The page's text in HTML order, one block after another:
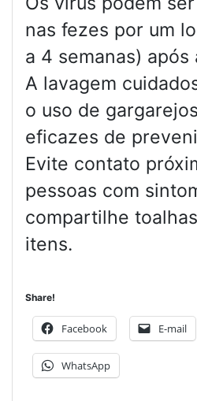
nas fezes por um
a 4 semanas) após
A lavagem
o uso de
eficazes de
Evite contato
pessoas com
compartilhe
itens.
Share!
Facebook E-mail
WhatsApp